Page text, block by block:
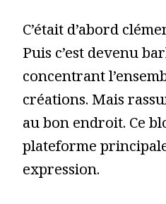
C’était d’abord
Puis c’est devenu
concentrant
créations. Mais
au bon endroit. Ce
plateforme
expression.